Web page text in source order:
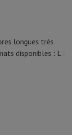
longues très
disponibles : L :